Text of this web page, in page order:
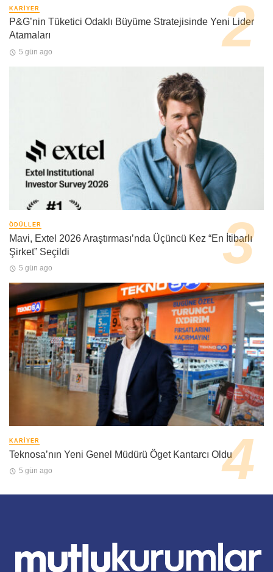
KARIYER
P&G’nin Tüketici Odaklı Büyüme Stratejisinde Yeni Lider
Atamaları
5 gün ago
ÖDÜLLER
Mavi, Extel 2026 Araştırması’nda Üçüncü Kez “En İtibarlı
Şirket” Seçildi
5 gün ago
KARIYER
Teknosa’nın Yeni Genel Müdürü Öget Kantarcı Oldu
5 gün ago